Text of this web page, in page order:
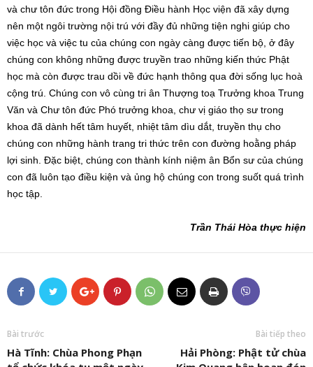
và chư tôn đức trong Hội đồng Điều hành Học viện đã xây dựng
nên một ngôi trường nội trú với đầy đủ những tiện nghi giúp cho
việc học và việc tu của chúng con ngày càng được tiến bộ, ở đây
chúng con không những được truyền trao những kiến thức Phật
học mà còn được trau dồi về đức hạnh thông qua đời sống lục hoà
cộng trú. Chúng con vô cùng tri ân Thượng toạ Trưởng khoa Trung
Văn và Chư tôn đức Phó trưởng khoa, chư vị giáo thọ sư trong
khoa đã dành hết tâm huyết, nhiệt tâm dìu dắt, truyền thụ cho
chúng con những hành trang tri thức trên con đường hoằng pháp
lợi sinh. Đặc biệt, chúng con thành kính niệm ân Bổn sư của chúng
con đã luôn tạo điều kiện và ủng hộ chúng con trong suốt quá trình
học tập.
Trần Thái Hòa thực hiện
Bài trước
Hà Tĩnh: Chùa Phong Phạn
Bài tiếp theo
Hải Phòng: Phật tử chùa